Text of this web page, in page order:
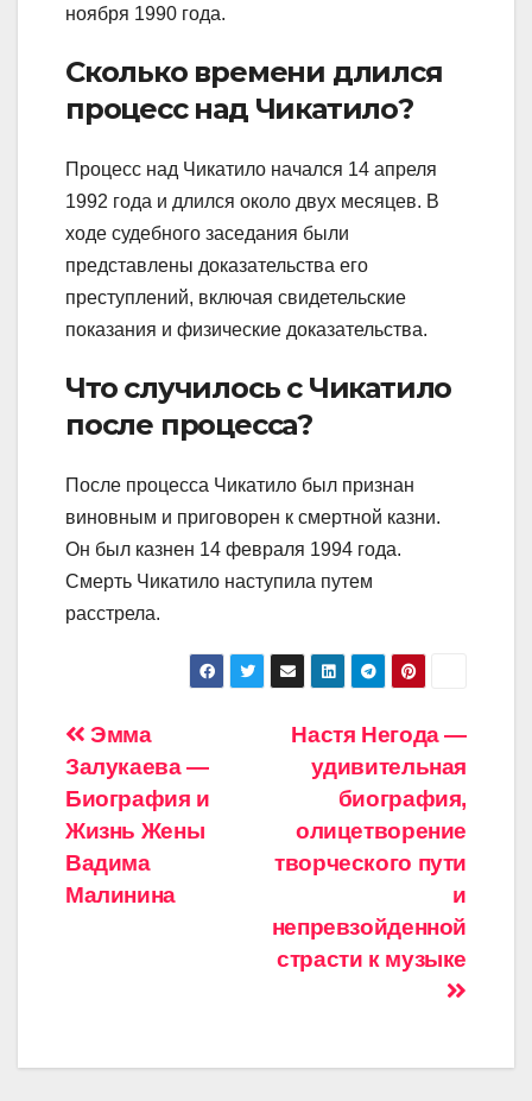
ноября 1990 года.
Сколько времени длился
процесс над Чикатило?
Процесс над Чикатило начался 14 апреля
1992 года и длился около двух месяцев. В
ходе судебного заседания были
представлены доказательства его
преступлений, включая свидетельские
показания и физические доказательства.
Что случилось с Чикатило
после процесса?
После процесса Чикатило был признан
виновным и приговорен к смертной казни.
Он был казнен 14 февраля 1994 года.
Смерть Чикатило наступила путем
расстрела.
Навигация
по
записям
Настя Негода —
удивительная
биография,
олицетворение
творческого пути
и
непревзойденной
страсти к музыке
Эмма
Залукаева —
Биография и
Жизнь Жены
Вадима
Малинина